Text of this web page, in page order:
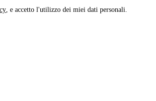
, e accetto l'utilizzo dei miei dati personali.